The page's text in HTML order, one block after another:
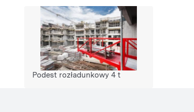
Podest rozładunkowy 4 t